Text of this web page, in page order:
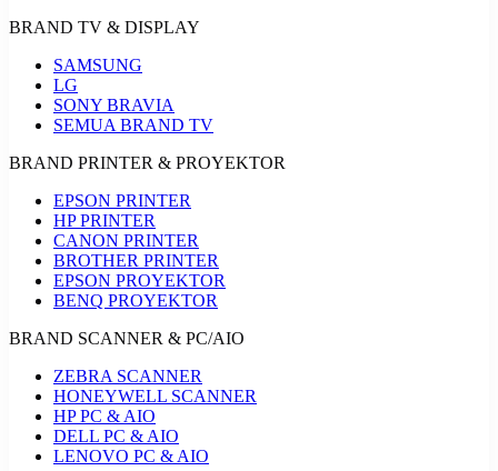
BRAND TV & DISPLAY
SAMSUNG
LG
SONY BRAVIA
SEMUA BRAND TV
BRAND PRINTER & PROYEKTOR
EPSON PRINTER
HP PRINTER
CANON PRINTER
BROTHER PRINTER
EPSON PROYEKTOR
BENQ PROYEKTOR
BRAND SCANNER & PC/AIO
ZEBRA SCANNER
HONEYWELL SCANNER
HP PC & AIO
DELL PC & AIO
LENOVO PC & AIO